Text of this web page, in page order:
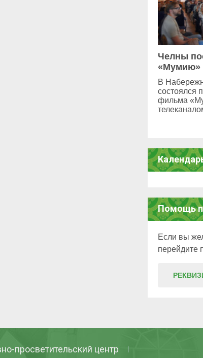
Челны
«Мумию»
В
состоялся
фильма
Помощь
Если вы
перейдите
просветительский центр